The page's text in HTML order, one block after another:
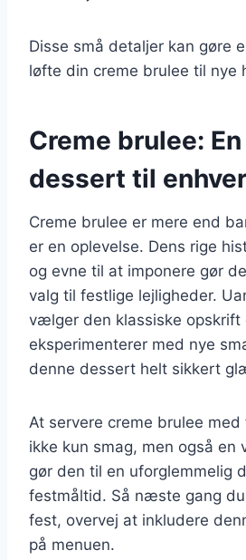
Disse små detaljer kan gøre
løfte din creme brulee til nye
Creme brulee:
dessert til
Creme brulee er mere end
er en oplevelse. Dens rige
og evne til at imponere gør
valg til festlige lejligheder.
vælger den klassiske opskrift
eksperimenterer med nye
denne dessert helt sikkert
At servere creme brulee
ikke kun smag, men også en
gør den til en uforglemmelig
festmåltid. Så næste gang
fest, overvej at inkludere
på menuen.